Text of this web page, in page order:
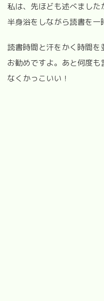
私は、先ほども述べました
半身浴をしながら読書を一
読書時間と汗をかく時間を
お勧めですよ。あと何度
なくかっこいい！